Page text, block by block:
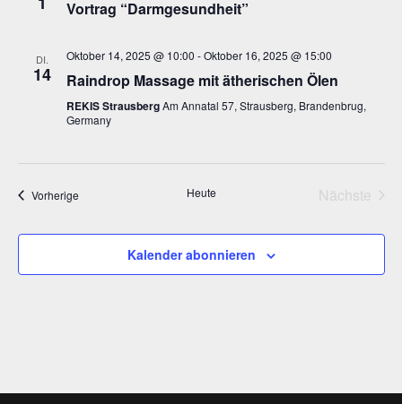
Vortrag “Darmgesundheit”
DI.
14
Oktober 14, 2025 @ 10:00 -Oktober 16, 2025 @ 15:00
Raindrop Massage mit ätherischen Ölen
REKIS StrausbergAm Annatal 57, Strausberg, Brandenbrug,
Germany
VorherigeVeranstaltungen Heute
Nächste
Kalender abonnieren